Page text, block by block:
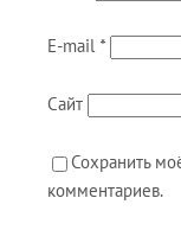
E-mail *
Сайт
Сохранить
комментариев.